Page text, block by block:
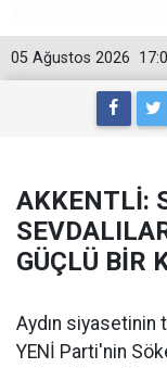
05 Ağustos 2026
AKKENTLİ:
GÜÇLÜ BİR
Aydın siyasetinin
YENİ Parti'nin